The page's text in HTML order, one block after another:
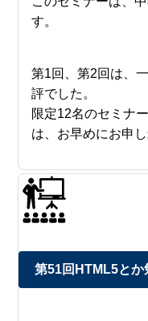
す。
第1回、第2回は、
評でした。
限定12名のセミナ
は、お早めにお申し
第51回HTML5とか